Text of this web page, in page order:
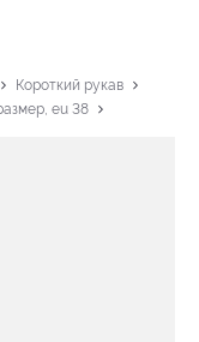
Короткий рукав
eu 38